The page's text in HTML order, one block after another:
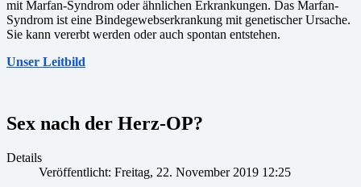
mit Marfan-Syndrom oder ähnlichen Erkrankungen. Das Marfan-
Syndrom ist eine Bindegewebserkrankung mit genetischer Ursache.
Sie kann vererbt werden oder auch spontan entstehen.
Unser Leitbild
Sex nach der Herz-OP?
Details
Veröffentlicht: Freitag, 22. November 2019 12:25